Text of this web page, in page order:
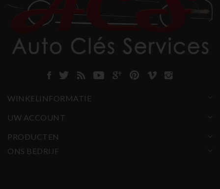
WINKELINFORMATIE
UW ACCOUNT
PRODUCTEN
ONS BEDRIJF